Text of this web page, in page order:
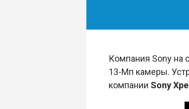
Компания Sony на
13-Мп камеры.
компании Sony